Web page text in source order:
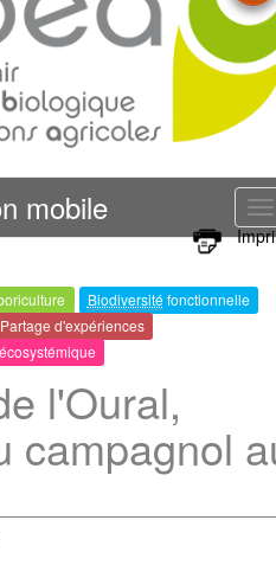
mobile
Biodiversitéfonctionnelle
Partage d'expériences
l'Oural,
campagnol